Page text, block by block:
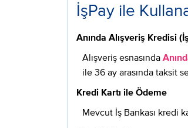
İşPay ile
Anında Alışveriş Kredisi
Alışveriş esnasında
ile 36 ay arasında taksit
Kredi Kartı ile Ödeme
Mevcut İş Bankası kredi